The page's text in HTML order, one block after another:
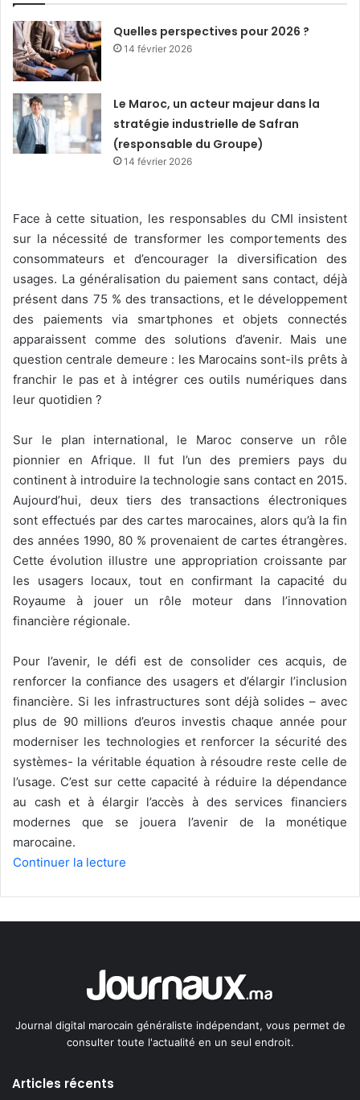
Quelles perspectives pour 2026 ?
14 février 2026
Le Maroc, un acteur majeur dans la
stratégie industrielle de Safran
(responsable du Groupe)
14 février 2026
Face à cette situation, les responsables du CMI insistent
sur la nécessité de transformer les comportements des
consommateurs et d’encourager la diversification des
usages. La généralisation du paiement sans contact, déjà
présent dans 75 % des transactions, et le développement
des paiements via smartphones et objets connectés
apparaissent comme des solutions d’avenir. Mais une
question centrale demeure : les Marocains sont-ils prêts à
franchir le pas et à intégrer ces outils numériques dans
leur quotidien ?
Sur le plan international, le Maroc conserve un rôle
pionnier en Afrique. Il fut l’un des premiers pays du
continent à introduire la technologie sans contact en 2015.
Aujourd’hui, deux tiers des transactions électroniques
sont effectués par des cartes marocaines, alors qu’à la fin
des années 1990, 80 % provenaient de cartes étrangères.
Cette évolution illustre une appropriation croissante par
les usagers locaux, tout en confirmant la capacité du
Royaume à jouer un rôle moteur dans l’innovation
financière régionale.
Pour l’avenir, le défi est de consolider ces acquis, de
renforcer la confiance des usagers et d’élargir l’inclusion
financière. Si les infrastructures sont déjà solides – avec
plus de 90 millions d’euros investis chaque année pour
moderniser les technologies et renforcer la sécurité des
systèmes- la véritable équation à résoudre reste celle de
l’usage. C’est sur cette capacité à réduire la dépendance
au cash et à élargir l’accès à des services financiers
modernes que se jouera l’avenir de la monétique
marocaine.
Continuer la lecture
Journal digital marocain généraliste indépendant, vous permet de
consulter toute l'actualité en un seul endroit.
Articles récents